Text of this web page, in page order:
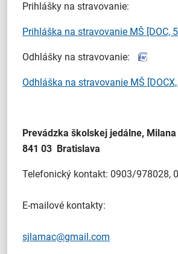
Prihlášky na stravovanie:
Prihláška na stravovanie MŠ [DOC,
Odhlášky na stravovanie:
Odhláška na stravovanie MŠ
Prevádzka školskej jedálne,
841 03 Bratislava
Telefonický kontakt: 0903/978028,
E-mailové kontakty:
sjlamac@gmail.com